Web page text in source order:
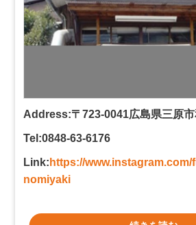
Address:〒723-0041広島県三原
Tel:0848-63-6176
Link: https://
nomiyaki